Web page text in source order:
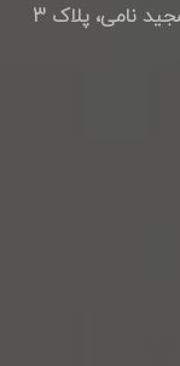
نامی، پلاک 3